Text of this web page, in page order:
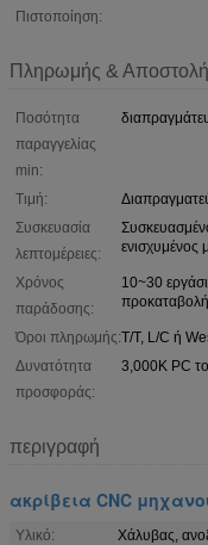
Πιστοποίηση:
Πληρωμής &
Ποσότητα
παραγγελίας
min:
Τιμή:
Συσκευασία
λεπτομέρειες:
ενισχυμένος
Χρόνος
παράδοσης:
10~30
Όροι πληρωμής:T/T, L/C ή
Δυνατότητα
προσφοράς:
3,000K PC
περιγραφή
ακρίβεια CNC
Υλικό:
Χάλυβας,